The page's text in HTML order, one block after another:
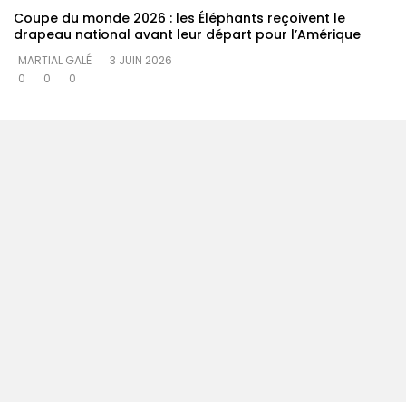
Coupe du monde 2026 : les Éléphants reçoivent le
drapeau national avant leur départ pour l’Amérique
MARTIAL GALÉ
3 JUIN 2026
0
0 0